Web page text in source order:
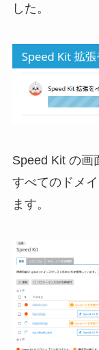
した。
Speed Kit の画
すべてのドメ
ます。